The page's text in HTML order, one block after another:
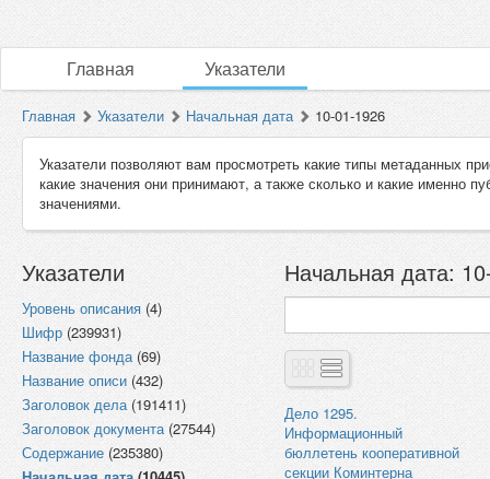
Главная Указатели
Главная Указатели Начальная дата 10-01-1926
Указатели позволяют вам просмотреть какие типы метаданных
какие значения они принимают, а также сколько и какие именно
значениями.
Указатели
Уровень описания (4)
Шифр (239931)
Название фонда(69)
Название описи (432)
Заголовок дела(191411)
Заголовок документа(27544)
Содержание (235380)
Начальная дата:
Дело 1295.
Информационный
бюллетень кооперативной
секции Коминтерна